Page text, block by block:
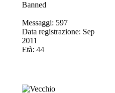
Banned
Messaggi: 597
Data registrazione: Sep
2011
Età: 44